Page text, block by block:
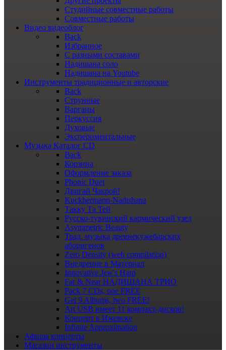
Студийные совместные работы
Совместные работы
Видео видеоблог
Back
Избранное
С разными составами
Надишана соло
Надишана на Youtube
Инструменты традиционные и авторские
Back
Струнные
Варганы
Перкуссия
Духовые
Экспериментальные
Музыка Каталог CD
Back
Корзина
Оформление заказа
Phonic Duet
Двигай Чакрой!
Kuckhermann-Nadishana
Такку Та Тей
Русско-тувинский кармический узел
Asymmetric Beauty
Трад. музыка древнекужебарских
аборигенов
Zero Density (web compilation)
Внедрение в Материал
Innovative Jew's Harp
Far & Near НАДИШАНА ТРИО
Pack 7 CDs, one FREE
Get 9 Albums, two FREE!
Art USB имеет 11 компакт-дисков!
Концерт в Ижевске
Infinite Approximation
Афиша концерты
Магазин инструменты